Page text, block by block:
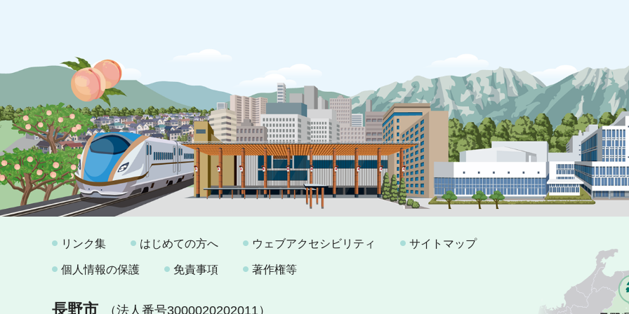
リンク集 はじめての方へ ウェブアクセシビリティ サイトマップ
個人情報の保護 免責事項 著作権等
長野市 （法人番号3000020202011）